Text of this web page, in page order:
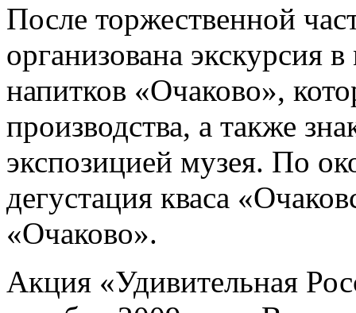
После торжественной
организована экскурсия
напитков «Очаково»,
производства, а также
экспозицией музея. По
дегустация кваса
«Очаково».
Акция «Удивительная